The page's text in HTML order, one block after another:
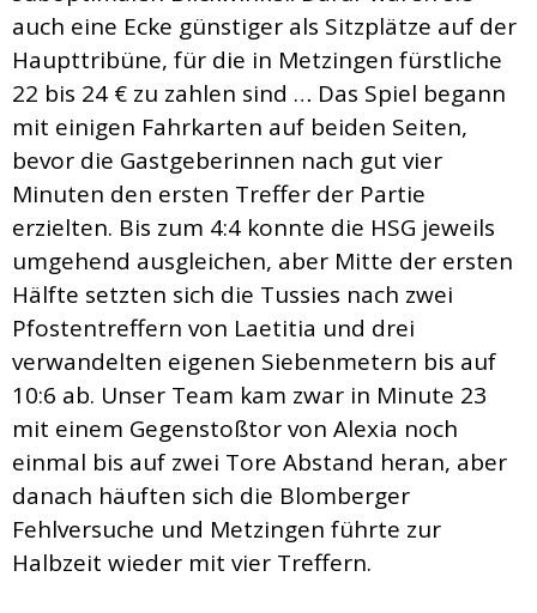
auch eine Ecke günstiger als Sitzplätze auf der
Haupttribüne, für die in Metzingen fürstliche
22 bis 24 € zu zahlen sind … Das Spiel begann
mit einigen Fahrkarten auf beiden Seiten,
bevor die Gastgeberinnen nach gut vier
Minuten den ersten Treffer der Partie
erzielten. Bis zum 4:4 konnte die HSG jeweils
umgehend ausgleichen, aber Mitte der ersten
Hälfte setzten sich die Tussies nach zwei
Pfostentreffern von Laetitia und drei
verwandelten eigenen Siebenmetern bis auf
10:6 ab. Unser Team kam zwar in Minute 23
mit einem Gegenstoßtor von Alexia noch
einmal bis auf zwei Tore Abstand heran, aber
danach häuften sich die Blomberger
Fehlversuche und Metzingen führte zur
Halbzeit wieder mit vier Treffern.